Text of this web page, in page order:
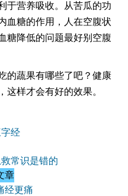
于营养吸收。从苦瓜的功
血糖的作用，人在空腹状
糖降低的问题最好别空腹
的蔬果有哪些了吧？健康
这样才会有好的效果。
经
常识是错的
章
经更痛